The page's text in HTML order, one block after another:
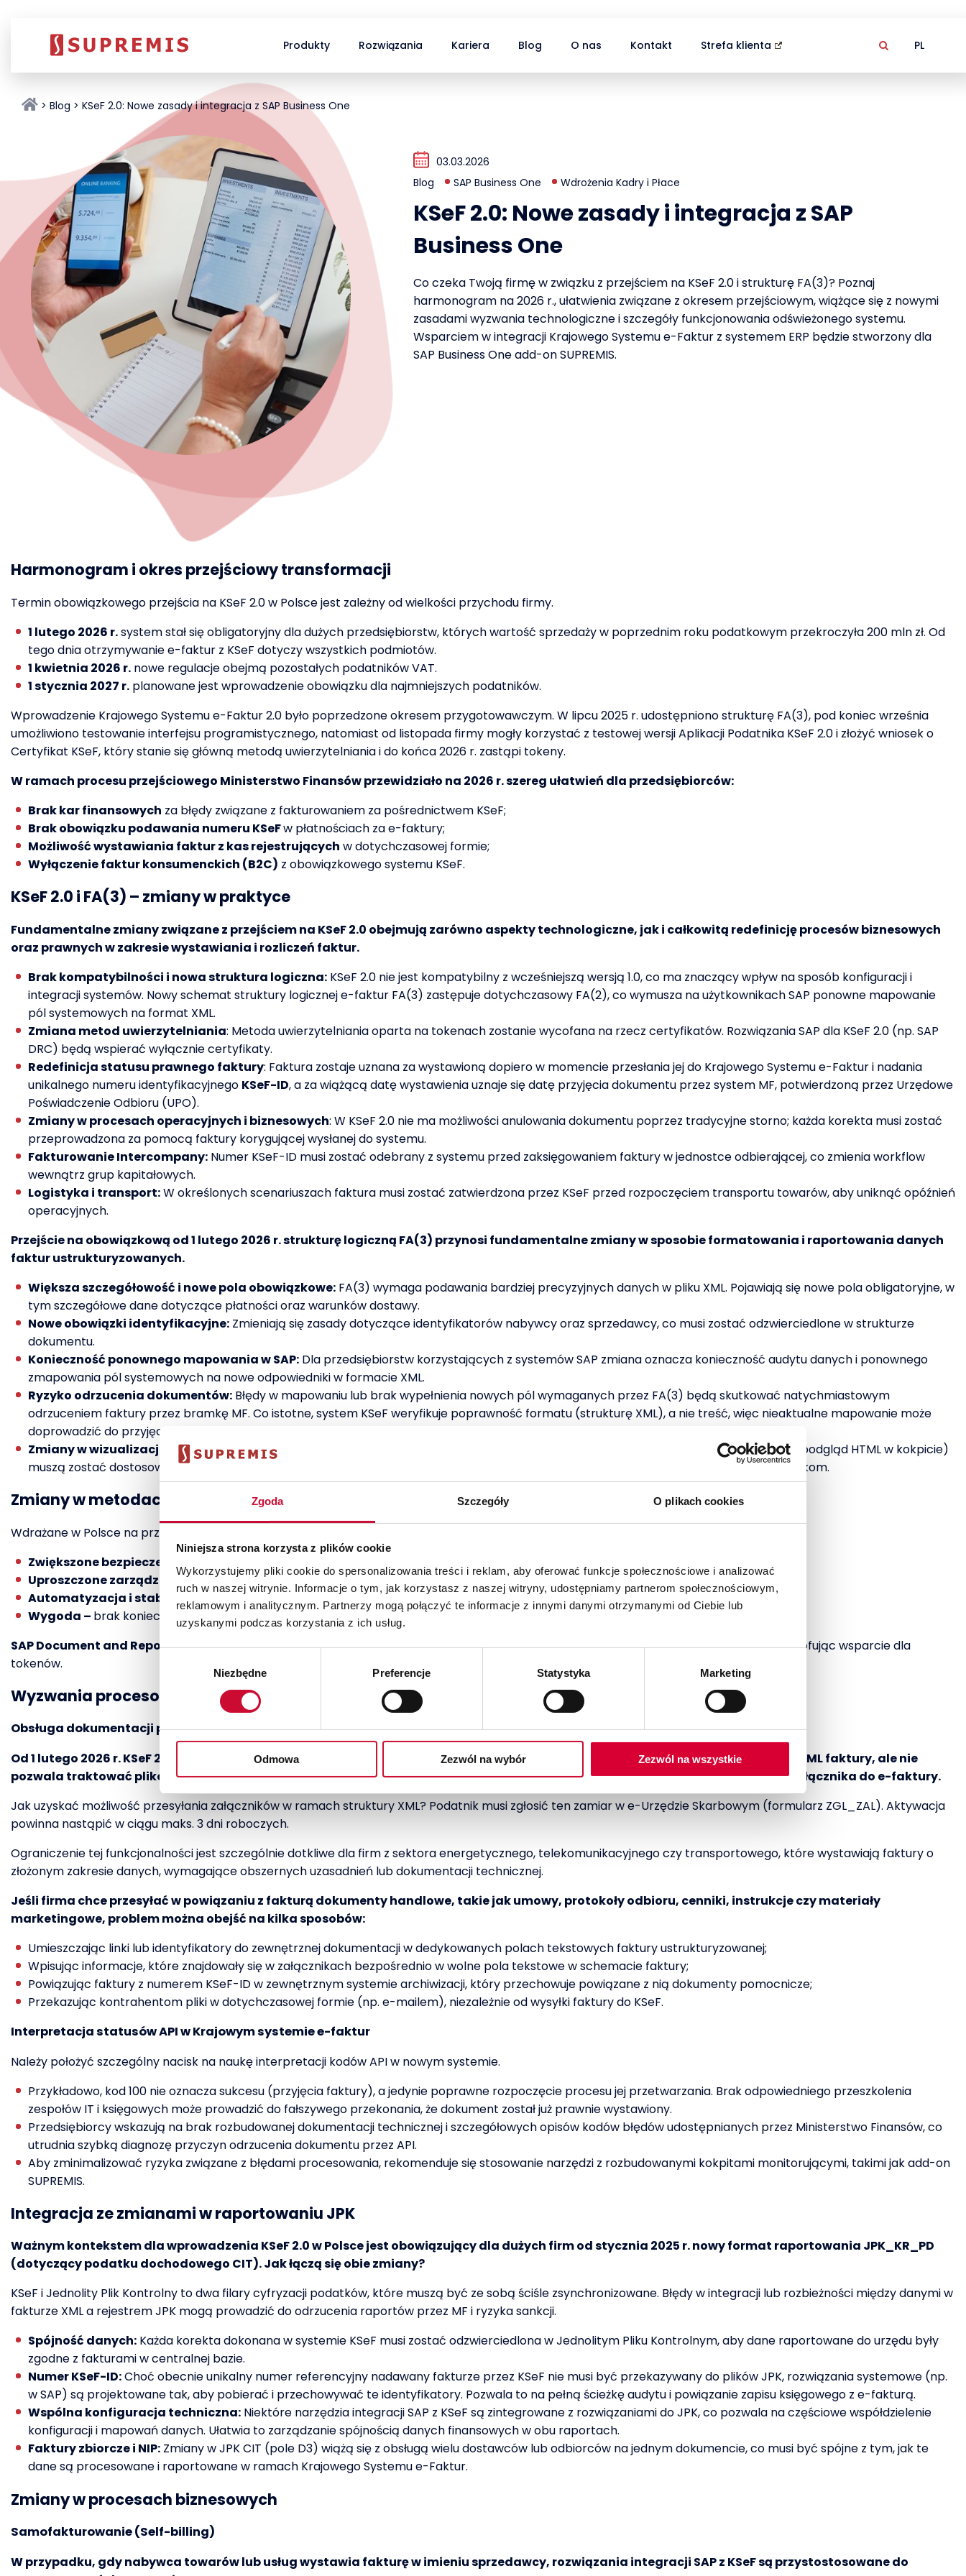
Zgoda Szczegóły O plikach cookies
Niniejsza strona korzysta z plików cookie
Wykorzystujemy pliki cookie do spersonalizowania treści i reklam, aby oferować funkcje społecznościowe i analizować
ruch w naszej witrynie. Informacje o tym, jak korzystasz z naszej witryny, udostępniamy partnerom społecznościowym,
reklamowym i analitycznym. Partnerzy mogą połączyć te informacje z innymi danymi otrzymanymi od Ciebie lub
uzyskanymi podczas korzystania z ich usług.
Niezbędne Preferencje Statystyka Marketing
Odmowa Zezwól na wybór Zezwól na wszystkie
Produkty Rozwiązania Kariera Blog O nas Kontakt Strefa klienta PL
Blog KSeF 2.0: Nowe zasady i integracja z SAP Business One
03.03.2026
Blog
SAP Business One Wdrożenia Kadry i Płace
KSeF 2.0: Nowe zasady i integracja z SAP
Business One
Co czeka Twoją firmę w związku z przejściem na KSeF 2.0 i strukturę FA(3)? Poznaj
harmonogram na 2026 r., ułatwienia związane z okresem przejściowym, wiążące się z nowymi
zasadami wyzwania technologiczne i szczegóły funkcjonowania odświeżonego systemu.
Wsparciem w integracji Krajowego Systemu e-Faktur z systemem ERP będzie stworzony dla
SAP Business One add-on SUPREMIS.
Harmonogram i okres przejściowy transformacji
Termin obowiązkowego przejścia na KSeF 2.0 w Polsce jest zależny od wielkości przychodu firmy.
1 lutego 2026 r.system stał się obligatoryjny dla dużych przedsiębiorstw, których wartość sprzedaży w poprzednim roku podatkowym przekroczyła 200 mln zł. Od
tego dnia otrzymywanie e-faktur z KSeF dotyczy wszystkich podmiotów.
1 kwietnia 2026 r. nowe regulacje obejmą pozostałych podatników VAT.
1 stycznia 2027 r. planowane jest wprowadzenie obowiązku dla najmniejszych podatników.
Wprowadzenie Krajowego Systemu e-Faktur 2.0 było poprzedzone okresem przygotowawczym. W lipcu 2025 r. udostępniono strukturę FA(3), pod koniec września
umożliwiono testowanie interfejsu programistycznego, natomiast od listopada firmy mogły korzystać z testowej wersji Aplikacji Podatnika KSeF 2.0 i złożyć wniosek o
Certyfikat KSeF, który stanie się główną metodą uwierzytelniania i do końca 2026 r. zastąpi tokeny.
W ramach procesu przejściowego Ministerstwo Finansów przewidziało na 2026 r. szereg ułatwień dla przedsiębiorców:
Brak kar finansowych za błędy związane z fakturowaniem za pośrednictwem KSeF;
Brak obowiązku podawania numeru KSeFw płatnościach za e-faktury;
Możliwość wystawiania faktur z kas rejestrujących w dotychczasowej formie;
Wyłączenie faktur konsumenckich (B2C) z obowiązkowego systemu KSeF.
KSeF 2.0 i FA(3) – zmiany w praktyce
Fundamentalne zmiany związane z przejściem na KSeF 2.0 obejmują zarówno aspekty technologiczne, jak i całkowitą redefinicję procesów biznesowych
oraz prawnych w zakresie wystawiania i rozliczeń faktur.
Brak kompatybilności i nowa struktura logiczna: KSeF 2.0 nie jest kompatybilny z wcześniejszą wersją 1.0, co ma znaczący wpływ na sposób konfiguracji i
integracji systemów. Nowy schemat struktury logicznej e-faktur FA(3) zastępuje dotychczasowy FA(2), co wymusza na użytkownikach SAP ponowne mapowanie
pól systemowych na format XML.
Zmiana metod uwierzytelniania: Metoda uwierzytelniania oparta na tokenach zostanie wycofana na rzecz certyfikatów. Rozwiązania SAP dla KSeF 2.0 (np. SAP
DRC) będą wspierać wyłącznie certyfikaty.
Redefinicja statusu prawnego faktury: Faktura zostaje uznana za wystawioną dopiero w momencie przesłania jej do Krajowego Systemu e-Faktur i nadania
unikalnego numeru identyfikacyjnego KSeF-ID, a za wiążącą datę wystawienia uznaje się datę przyjęcia dokumentu przez system MF, potwierdzoną przez Urzędowe
Poświadczenie Odbioru (UPO).
Zmiany w procesach operacyjnych i biznesowych: W KSeF 2.0 nie ma możliwości anulowania dokumentu poprzez tradycyjne storno; każda korekta musi zostać
przeprowadzona za pomocą faktury korygującej wysłanej do systemu.
Fakturowanie Intercompany: Numer KSeF-ID musi zostać odebrany z systemu przed zaksięgowaniem faktury w jednostce odbierającej, co zmienia workflow
wewnątrz grup kapitałowych.
Logistyka i transport:W określonych scenariuszach faktura musi zostać zatwierdzona przez KSeF przed rozpoczęciem transportu towarów, aby uniknąć opóźnień
operacyjnych.
Przejście na obowiązkową od 1 lutego 2026 r. strukturę logiczną FA(3) przynosi fundamentalne zmiany w sposobie formatowania i raportowania danych
faktur ustrukturyzowanych.
Większa szczegółowość i nowe pola obowiązkowe: FA(3) wymaga podawania bardziej precyzyjnych danych w pliku XML. Pojawiają się nowe pola obligatoryjne, w
tym szczegółowe dane dotyczące płatności oraz warunków dostawy.
Nowe obowiązki identyfikacyjne: Zmieniają się zasady dotyczące identyfikatorów nabywcy oraz sprzedawcy, co musi zostać odzwierciedlone w strukturze
dokumentu.
Konieczność ponownego mapowania w SAP: Dla przedsiębiorstw korzystających z systemów SAP zmiana oznacza konieczność audytu danych i ponownego
zmapowania pól systemowych na nowe odpowiedniki w formacie XML.
Ryzyko odrzucenia dokumentów: Błędy w mapowaniu lub brak wypełnienia nowych pól wymaganych przez FA(3) będą skutkować natychmiastowym
odrzuceniem faktury przez bramkę MF. Co istotne, system KSeF weryfikuje poprawność formatu (strukturę XML), a nie treść, więc nieaktualne mapowanie może
doprowadzić do przyjęcia przez system faktury z błędnymi danymi.
Zmiany w wizualizacji:
Wszystkie narzędzia służące do wizualizacji e-faktur w systemie SAP (np. generowanie kopii PDF z kodem QR czy podgląd HTML w kokpicie)
muszą zostać dostosowane do obsługi danych ustrukturyzowanych w formacie FA(3), aby poprawnie prezentować informacje użytkownikom.
Zmiany w metodach uwierzytelniania – tokeny a certyfikat KSeF
Wdrażane w Polsce na przestrzeni 2026 r. przejście na Certyfikaty KSeF niesie ze sobą szereg korzyści operacyjnych i technicznych:
Zwiększone bezpieczeństwo –
Uproszczone zarządzanie –bez generowania i zarządzania licznymi tokenami dla poszczególnych pracowników;
Automatyzacja i stabilność – kluczowe przy dużych wolumenach faktur;
Wygoda – brak konieczności pamiętania PIN-ów przez użytkowników.
SAP Document and Reporting Compliancew wersji dla KSeF 2.0 będzie wspierać wyłącznie uwierzytelnianie oparte na certyfikatach, wycofując wsparcie dla
tokenów.
Wyzwania procesowe i techniczne
Obsługa dokumentacji pomocniczej
Od 1 lutego 2026 r. KSeF 2.0 umożliwia załączenie danych o charakterze podatkowym lub ściśle powiązanych w ramach struktury XML faktury, ale nie
pozwala traktować plików o innym charakterze (np. PDF, Excel z umową czy protokołem odbioru) jako integralnego, binarnego załącznika do e-faktury.
Jak uzyskać możliwość przesyłania załączników w ramach struktury XML? Podatnik musi zgłosić ten zamiar w e-Urzędzie Skarbowym (formularz ZGL_ZAL). Aktywacja
powinna nastąpić w ciągu maks. 3 dni roboczych.
Ograniczenie tej funkcjonalności jest szczególnie dotkliwe dla firm z sektora energetycznego, telekomunikacyjnego czy transportowego, które wystawiają faktury o
złożonym zakresie danych, wymagające obszernych uzasadnień lub dokumentacji technicznej.
Jeśli firma chce przesyłać w powiązaniu z fakturą dokumenty handlowe, takie jak umowy, protokoły odbioru, cenniki, instrukcje czy materiały
marketingowe, problem można obejść na kilka sposobów:
Umieszczając linki lub identyfikatory do zewnętrznej dokumentacji w dedykowanych polach tekstowych faktury ustrukturyzowanej;
Wpisując informacje, które znajdowały się w załącznikach bezpośrednio w wolne pola tekstowe w schemacie faktury;
Powiązując faktury z numerem KSeF-ID w zewnętrznym systemie archiwizacji, który przechowuje powiązane z nią dokumenty pomocnicze;
Przekazując kontrahentom pliki w dotychczasowej formie (np. e-mailem), niezależnie od wysyłki faktury do KSeF.
Interpretacja statusów API w Krajowym systemie e-faktur
Należy położyć szczególny nacisk na naukę interpretacji kodów API w nowym systemie.
Przykładowo, kod 100 nie oznacza sukcesu (przyjęcia faktury), a jedynie poprawne rozpoczęcie procesu jej przetwarzania. Brak odpowiedniego przeszkolenia
zespołów IT i księgowych może prowadzić do fałszywego przekonania, że dokument został już prawnie wystawiony.
Przedsiębiorcy wskazują na brak rozbudowanej dokumentacji technicznej i szczegółowych opisów kodów błędów udostępnianych przez Ministerstwo Finansów, co
utrudnia szybką diagnozę przyczyn odrzucenia dokumentu przez API.
Aby zminimalizować ryzyka związane z błędami procesowania, rekomenduje się stosowanie narzędzi z rozbudowanymi kokpitami monitorującymi, takimi jak add-on
SUPREMIS.
Integracja ze zmianami w raportowaniu JPK
Ważnym kontekstem dla wprowadzenia KSeF 2.0 w Polsce jest obowiązujący dla dużych firm od stycznia 2025 r. nowy format raportowania JPK_KR_PD
(dotyczący podatku dochodowego CIT). Jak łączą się obie zmiany?
KSeF i Jednolity Plik Kontrolny to dwa filary cyfryzacji podatków, które muszą być ze sobą ściśle zsynchronizowane. Błędy w integracji lub rozbieżności między danymi w
fakturze XML a rejestrem JPK mogą prowadzić do odrzucenia raportów przez MF i ryzyka sankcji.
Spójność danych: Każda korekta dokonana w systemie KSeF musi zostać odzwierciedlona w Jednolitym Pliku Kontrolnym, aby dane raportowane do urzędu były
zgodne z fakturami w centralnej bazie.
Numer KSeF-ID:Choć obecnie unikalny numer referencyjny nadawany fakturze przez KSeF nie musi być przekazywany do plików JPK, rozwiązania systemowe (np.
w SAP) są projektowane tak, aby pobierać i przechowywać te identyfikatory. Pozwala to na pełną ścieżkę audytu i powiązanie zapisu księgowego z e-fakturą.
Wspólna konfiguracja techniczna: Niektóre narzędzia integracji SAP z KSeF są zintegrowane z rozwiązaniami do JPK, co pozwala na częściowe współdzielenie
konfiguracji i mapowań danych. Ułatwia to zarządzanie spójnością danych finansowych w obu raportach.
Faktury zbiorcze i NIP: Zmiany w JPK CIT (pole D3) wiążą się z obsługą wielu dostawców lub odbiorców na jednym dokumencie, co musi być spójne z tym, jak te
dane są procesowane i raportowane w ramach Krajowego Systemu e-Faktur.
Zmiany w procesach biznesowych
Samofakturowanie (Self-billing)
W przypadku, gdy nabywca towarów lub usług wystawia fakturę w imieniu sprzedawcy, rozwiązania integracji SAP z KSeF są przystostosowane do